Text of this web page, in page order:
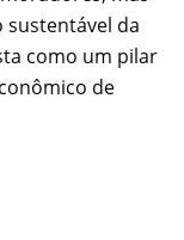
da
como um pilar
de